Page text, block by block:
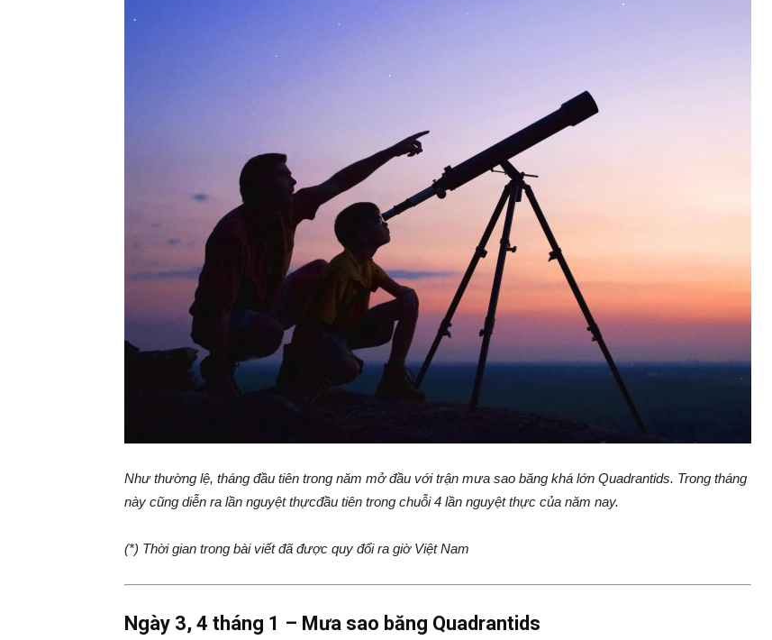
Như thường lệ, tháng đầu tiên trong năm mở đầu với trận mưa sao băng khá lớn Quadrantids. Trong tháng
này cũng diễn ra lần nguyệt thựcđầu tiên trong chuỗi 4 lần nguyệt thực của năm nay.
(*) Thời gian trong bài viết đã được quy đổi ra giờ Việt Nam
Ngày 3, 4 tháng 1 – Mưa sao băng Quadrantids